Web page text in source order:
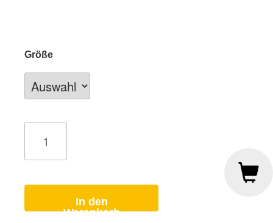
Größe
Gummifisch
Shop
In den
Warenkorb